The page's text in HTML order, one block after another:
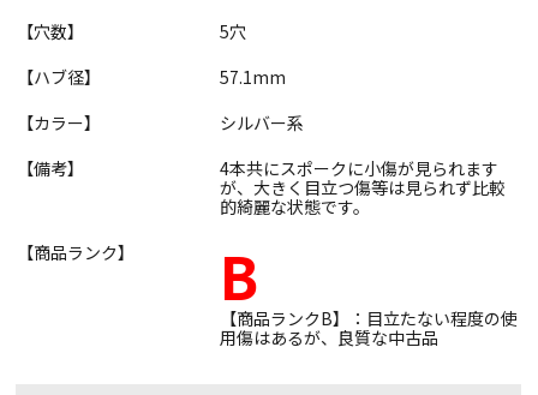
【穴数】
5穴
【ハブ径】
57.1mm
【カラー】
シルバー系
【備考】
4本共にスポークに小傷が見られます
が、大きく目立つ傷等は見られず比較
的綺麗な状態です。
【商品ランク】
B
【商品ランクB】：目立たない程度の使
用傷はあるが、良質な中古品